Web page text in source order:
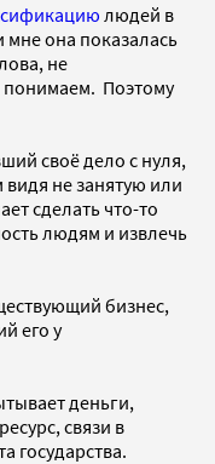
людей в
мне она показалась
не
понимаем. Поэтому
своё дело с нуля,
видя не занятую или
сделать что-то
людям и извлечь
бизнес,
его у
деньги,
связи в
государства.